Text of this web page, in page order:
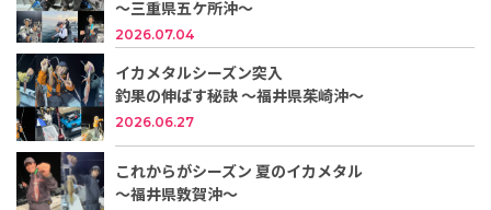
～三重県五ケ所沖～
2026.07.04
イカメタルシーズン突入
釣果の伸ばす秘訣 ～福井県茱崎沖～
2026.06.27
これからがシーズン 夏のイカメタル
～福井県敦賀沖～